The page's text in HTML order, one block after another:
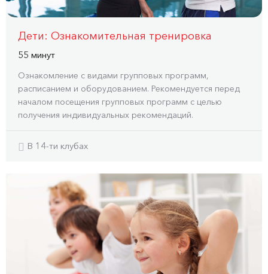
Дети: Ознакомительная тренировка
55 минут
Ознакомление с видами групповых программ,
расписанием и оборудованием. Рекомендуется перед
началом посещения групповых программ с целью
получения индивидуальных рекомендаций.
В 14-ти клубах